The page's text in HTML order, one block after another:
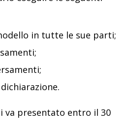
in tutte le sue parti;
va presentato entro il 30